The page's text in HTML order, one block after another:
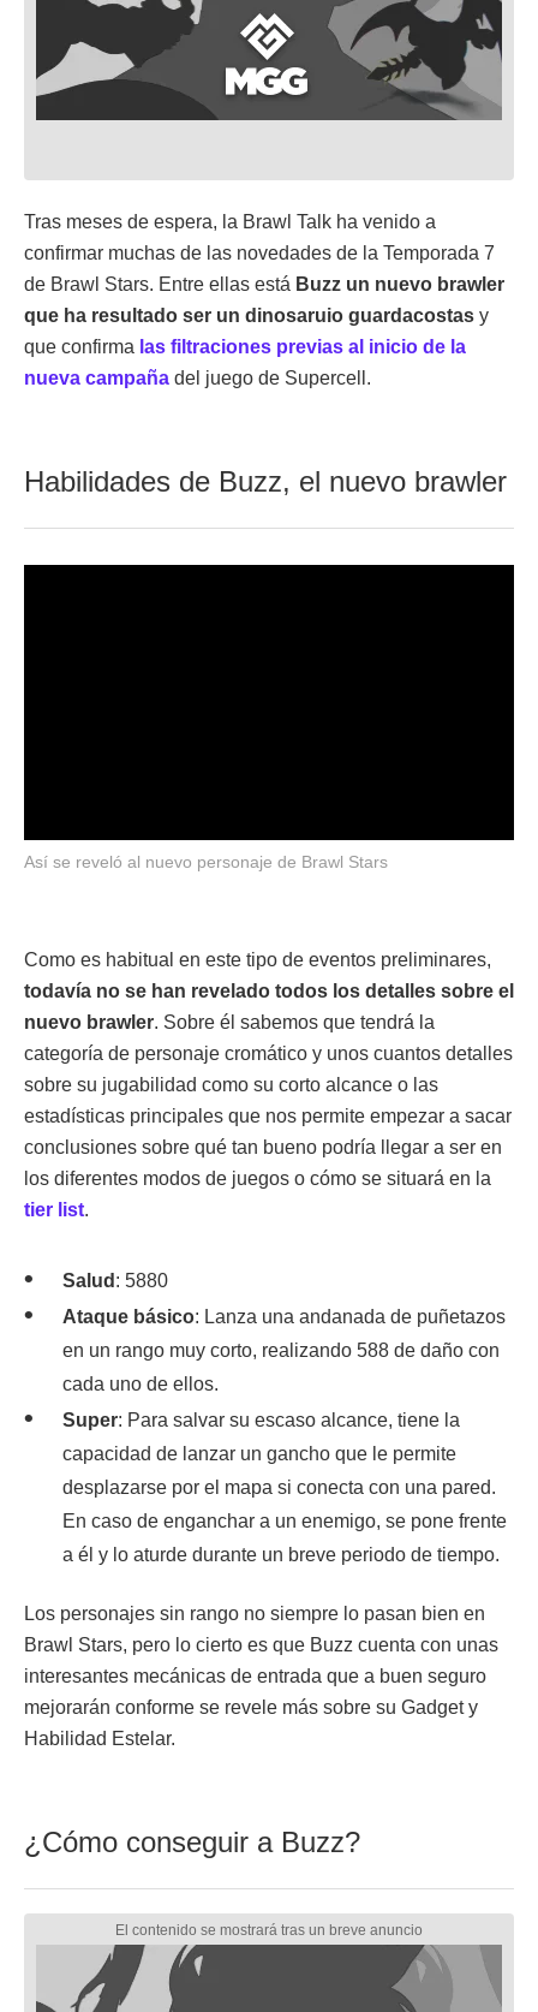
Tras meses de espera, la Brawl Talk ha venido a
confirmar muchas de las novedades de la Temporada 7
de Brawl Stars. Entre ellas está Buzz un nuevo brawler
que ha resultado ser un dinosaruio guardacostas y
que confirma las filtraciones previas al inicio de la
nueva campaña del juego de Supercell.
Habilidades de Buzz, el nuevo brawler
Así se reveló al nuevo personaje de Brawl Stars
Como es habitual en este tipo de eventos preliminares,
todavía no se han revelado todos los detalles sobre el
nuevo brawler. Sobre él sabemos que tendrá la
categoría de personaje cromático y unos cuantos detalles
sobre su jugabilidad como su corto alcance o las
estadísticas principales que nos permite empezar a sacar
conclusiones sobre qué tan bueno podría llegar a ser en
los diferentes modos de juegos o cómo se situará en la
tier list.
Salud : 5880
Ataque básico: Lanza una andanada de puñetazos
en un rango muy corto, realizando 588 de daño con
cada uno de ellos.
Super: Para salvar su escaso alcance, tiene la
capacidad de lanzar un gancho que le permite
desplazarse por el mapa si conecta con una pared.
En caso de enganchar a un enemigo, se pone frente
a él y lo aturde durante un breve periodo de tiempo.
Los personajes sin rango no siempre lo pasan bien en
Brawl Stars, pero lo cierto es que Buzz cuenta con unas
interesantes mecánicas de entrada que a buen seguro
mejorarán conforme se revele más sobre su Gadget y
Habilidad Estelar.
¿Cómo conseguir a Buzz?